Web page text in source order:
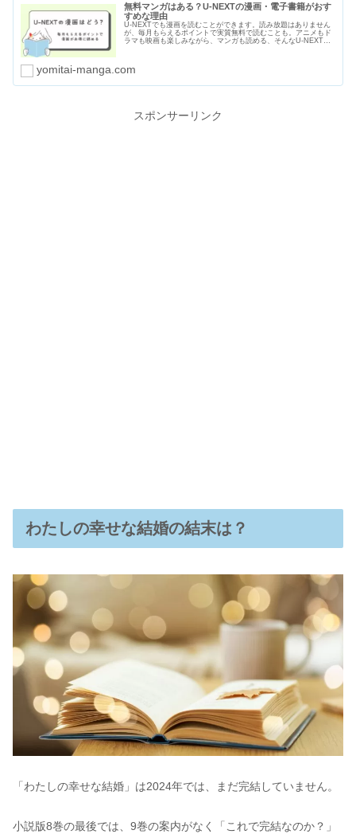
無料マンガはある？U-NEXTの漫画・電子書籍がおす
すめな理由
U-NEXTでも漫画を読むことができます。読み放題はありません
が、毎月もらえるポイントで実質無料で読むことも。アニメもド
ラマも映画も楽しみながら、マンガも読める、そんなU-NEXTが
yomitai-manga.com
スポンサーリンク
わたしの幸せな結婚の結末は？
「わたしの幸せな結婚」は2024年では、まだ完結していません。
小説版8巻の最後では、9巻の案内がなく「これで完結なのか？」